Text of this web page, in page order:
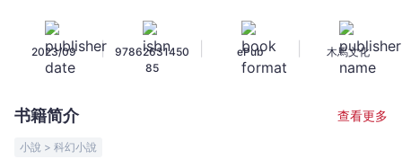
特‧
席
2023/09 |
97862631450
85
ePub 木馬文化
书籍简介 查看更多
小說 > 科幻小說